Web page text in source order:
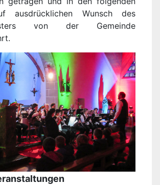
ausdrücklichen Wunsch des
von der Gemeinde